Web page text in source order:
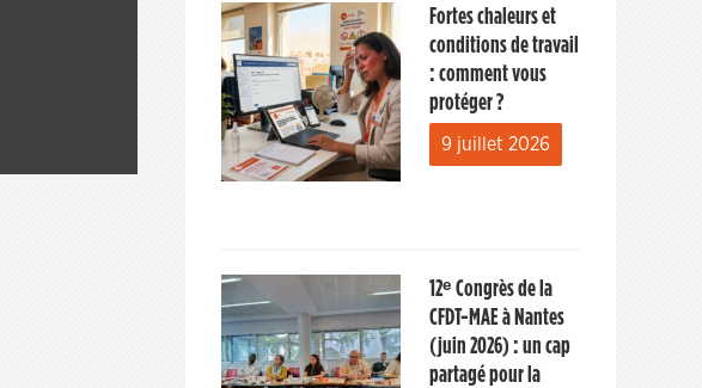
Fortes chaleurs et
conditions de travail
: comment vous
protéger ?
9 juillet 2026
12ᵉ Congrès de la
CFDT-MAE à Nantes
(juin 2026) : un cap
partagé pour la